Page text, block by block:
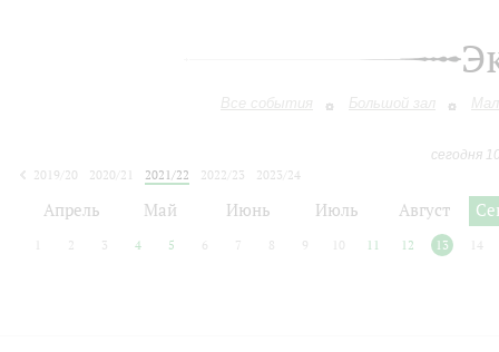
Все события Большой зал
сегодня
2019/20
2020/21 2021/22 2022/23
2023/24
Апрель Май Июнь Июль Август
2 3 4 5 6 7 8 9 10 11 12 13 14